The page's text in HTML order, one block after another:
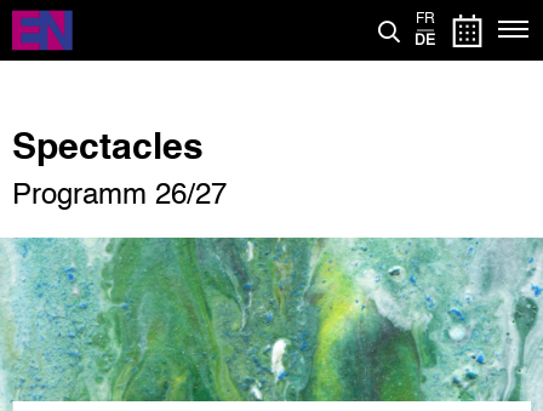
Direkt
zum
Inhalt
FR
DE
Spectacles
Programm 26/27